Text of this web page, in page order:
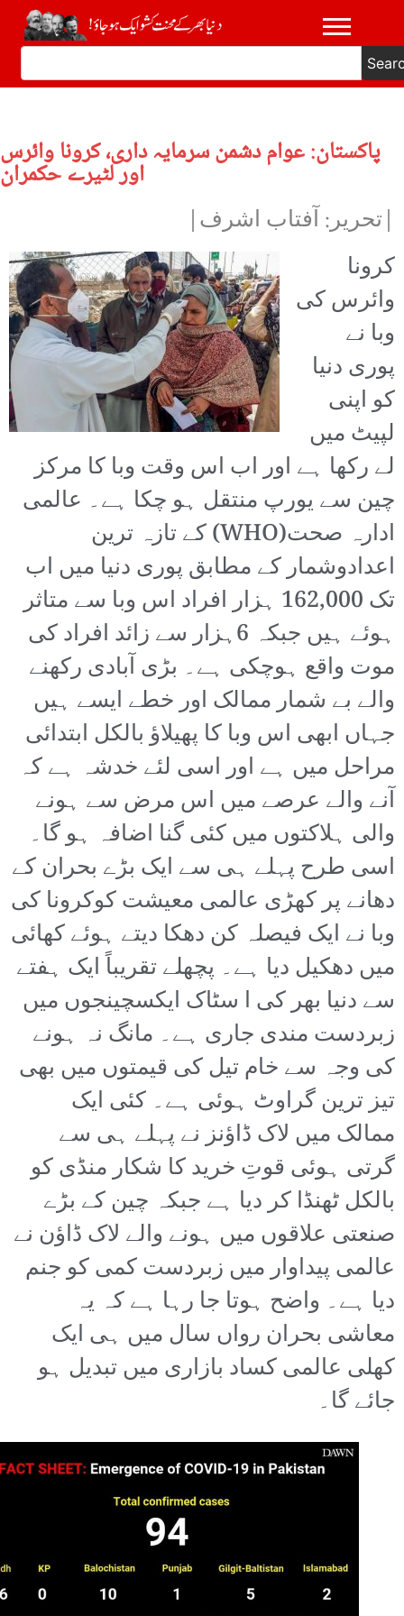
پاکستان: عوام دشمن سرمایہ داری، کرونا وائرس
اور لٹیرے حکمران
|تحریر: آفتاب اشرف|
کرونا
وائرس کی
وبا نے
پوری دنیا
کو اپنی
لپیٹ میں
لے رکھا ہے اور اب اس وقت وبا کا مرکز
چین سے یورپ منتقل ہو چکا ہے۔ عالمی
ادارہ صحت(WHO) کے تازہ ترین
اعدادوشمار کے مطابق پوری دنیا میں اب
تک 162,000 ہزار افراد اس وبا سے متاثر
ہوئے ہیں جبکہ 6ہزار سے زائد افراد کی
موت واقع ہوچکی ہے۔ بڑی آبادی رکھنے
والے بے شمار ممالک اور خطے ایسے ہیں
جہاں ابھی اس وبا کا پھیلاؤ بالکل ابتدائی
مراحل میں ہے اور اسی لئے خدشہ ہے کہ
آنے والے عرصے میں اس مرض سے ہونے
والی ہلاکتوں میں کئی گنا اضافہ ہو گا۔
اسی طرح پہلے ہی سے ایک بڑے بحران کے
دھانے پر کھڑی عالمی معیشت کوکرونا کی
وبا نے ایک فیصلہ کن دھکا دیتے ہوئے کھائی
میں دھکیل دیا ہے۔ پچھلے تقریباً ایک ہفتے
سے دنیا بھر کی ا سٹاک ایکسچینجوں میں
زبردست مندی جاری ہے۔ مانگ نہ ہونے
کی وجہ سے خام تیل کی قیمتوں میں بھی
تیز ترین گراوٹ ہوئی ہے۔ کئی ایک
ممالک میں لاک ڈاؤنز نے پہلے ہی سے
گرتی ہوئی قوتِ خرید کا شکار منڈی کو
بالکل ٹھنڈا کر دیا ہے جبکہ چین کے بڑے
صنعتی علاقوں میں ہونے والے لاک ڈاؤن نے
عالمی پیداوار میں زبردست کمی کو جنم
دیا ہے۔ واضح ہوتا جا رہا ہے کہ یہ
معاشی بحران رواں سال میں ہی ایک
کھلی عالمی کساد بازاری میں تبدیل ہو
جائے گا۔